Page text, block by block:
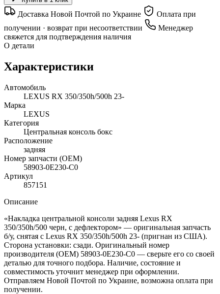
Доставка Новой Почтой по Украине
Оплата при
получении · возврат при несоответствии
Менеджер
свяжется для подтверждения наличия
О детали
Характеристики
Автомобиль
LEXUS RX 350/350h/500h 23-
Марка
LEXUS
Категория
Центральная консоль бокс
Расположение
задняя
Номер запчасти (OEM)
58903-0E230-C0
Артикул
857151
Описание
«Накладка центральной консоли задняя Lexus RX
350/350h/500 черн, с дефлектором» — оригинальная запчасть
б/у, снятая с Lexus RX 350/350h/500h 23- (пригнан из США).
Сторона установки: сзади. Оригинальный номер
производителя (OEM) 58903-0E230-C0 — сверьте его со своей
деталью для точного подбора. Наличие, состояние и
совместимость уточнит менеджер при оформлении.
Отправляем Новой Почтой по Украине, возможна оплата при
получении.